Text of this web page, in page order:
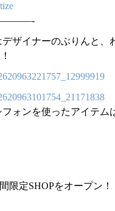
ザイナーのぶりんと、
ォンを使ったアイテム
限定SHOPをオープン！